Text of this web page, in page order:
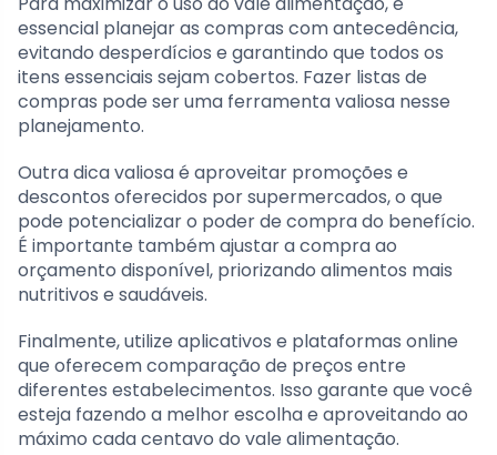
essencial planejar as compras com antecedência,
evitando desperdícios e garantindo que todos os
itens essenciais sejam cobertos. Fazer listas de
compras pode ser uma ferramenta valiosa nesse
planejamento.
Outra dica valiosa é aproveitar promoções e
descontos oferecidos por supermercados, o que
pode potencializar o poder de compra do benefício.
É importante também ajustar a compra ao
orçamento disponível, priorizando alimentos mais
nutritivos e saudáveis.
Finalmente, utilize aplicativos e plataformas online
que oferecem comparação de preços entre
diferentes estabelecimentos. Isso garante que você
esteja fazendo a melhor escolha e aproveitando ao
máximo cada centavo do vale alimentação.